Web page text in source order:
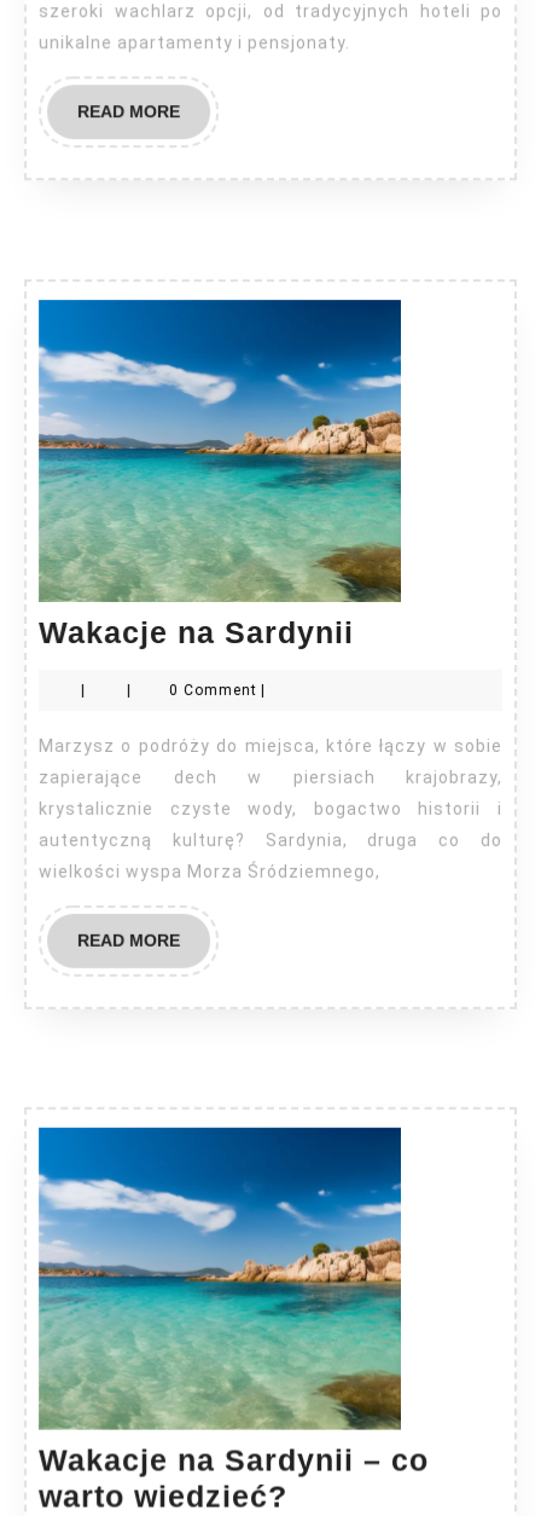
szeroki wachlarz opcji, od tradycyjnych hoteli po
unikalne apartamenty i pensjonaty.
READ MOREREAD
MORE
Wakacje na Sardynii
0 Comment
Marzysz o podróży do miejsca, które łączy w sobie
zapierające dech w piersiach krajobrazy,
krystalicznie czyste wody, bogactwo historii i
autentyczną kulturę? Sardynia, druga co do
wielkości wyspa Morza Śródziemnego,
READ MOREREAD
MORE
Wakacje na Sardynii – co
warto wiedzieć?